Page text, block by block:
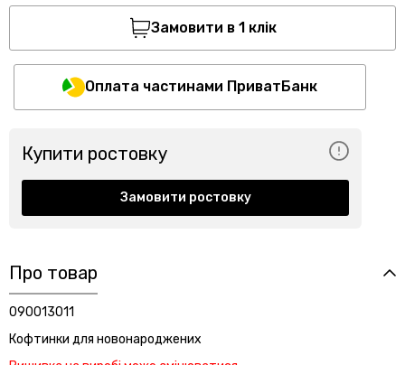
Замовити в 1 клік
Оплата частинами ПриватБанк
Купити ростовку
Замовити ростовку
Про товар
090013011
Кофтинки для новонароджених